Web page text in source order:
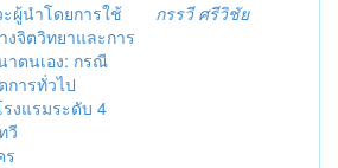
ผู้นำโดยการใช้
งจิตวิทยาและการ
ตนเอง: กรณี
การทั่วไป
งแรมระดับ 4
วี
ร
กรรวี ศรีวิชัย